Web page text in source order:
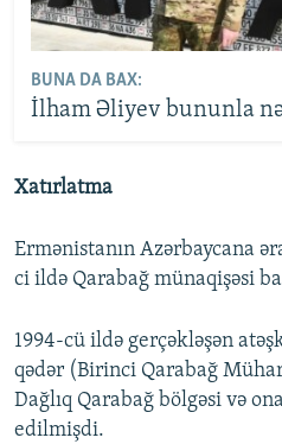
BUNA DA BAX:
İlham Əliyev bununla
Xatırlatma
Ermənistanın Azərbaycana
ci ildə Qarabağ münaqişəsi
1994-cü ildə gerçəkləşən
qədər (Birinci Qarabağ
Dağlıq Qarabağ bölgəsi və
edilmişdi.